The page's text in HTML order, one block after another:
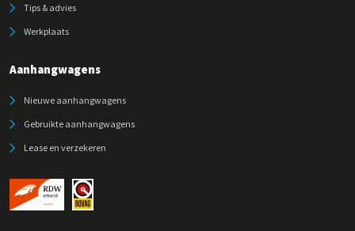
Tips & advies
Werkplaats
Aanhangwagens
Nieuwe aanhangwagens
Gebruikte aanhangwagens
Lease en verzekeren